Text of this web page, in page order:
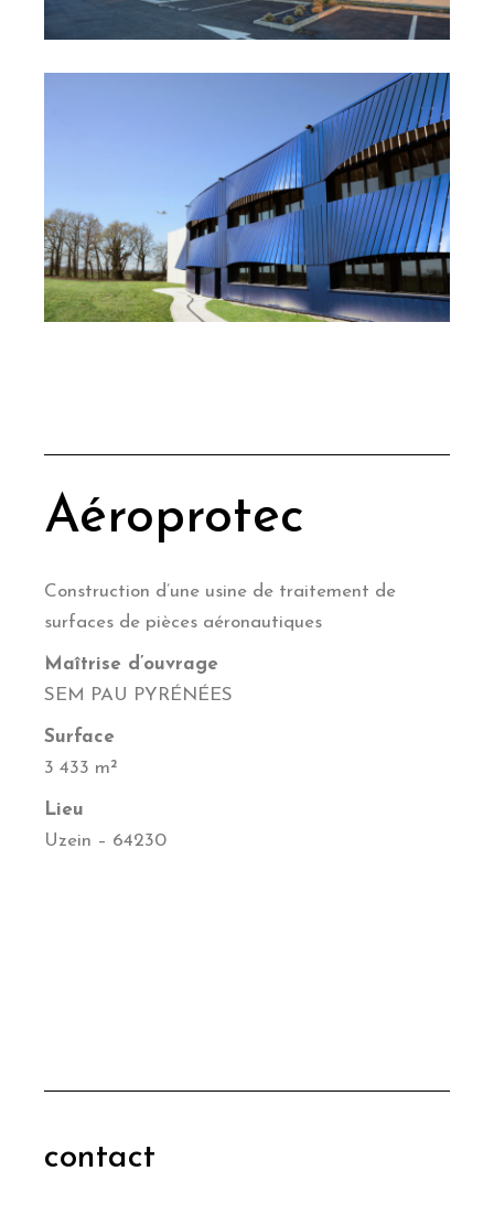
Aéroprotec
Construction d’une usine de traitement de
surfaces de pièces aéronautiques
Maîtrise d’ouvrage
SEM PAU PYRÉNÉES
Surface
3 433 m²
Lieu
Uzein – 64230
contact